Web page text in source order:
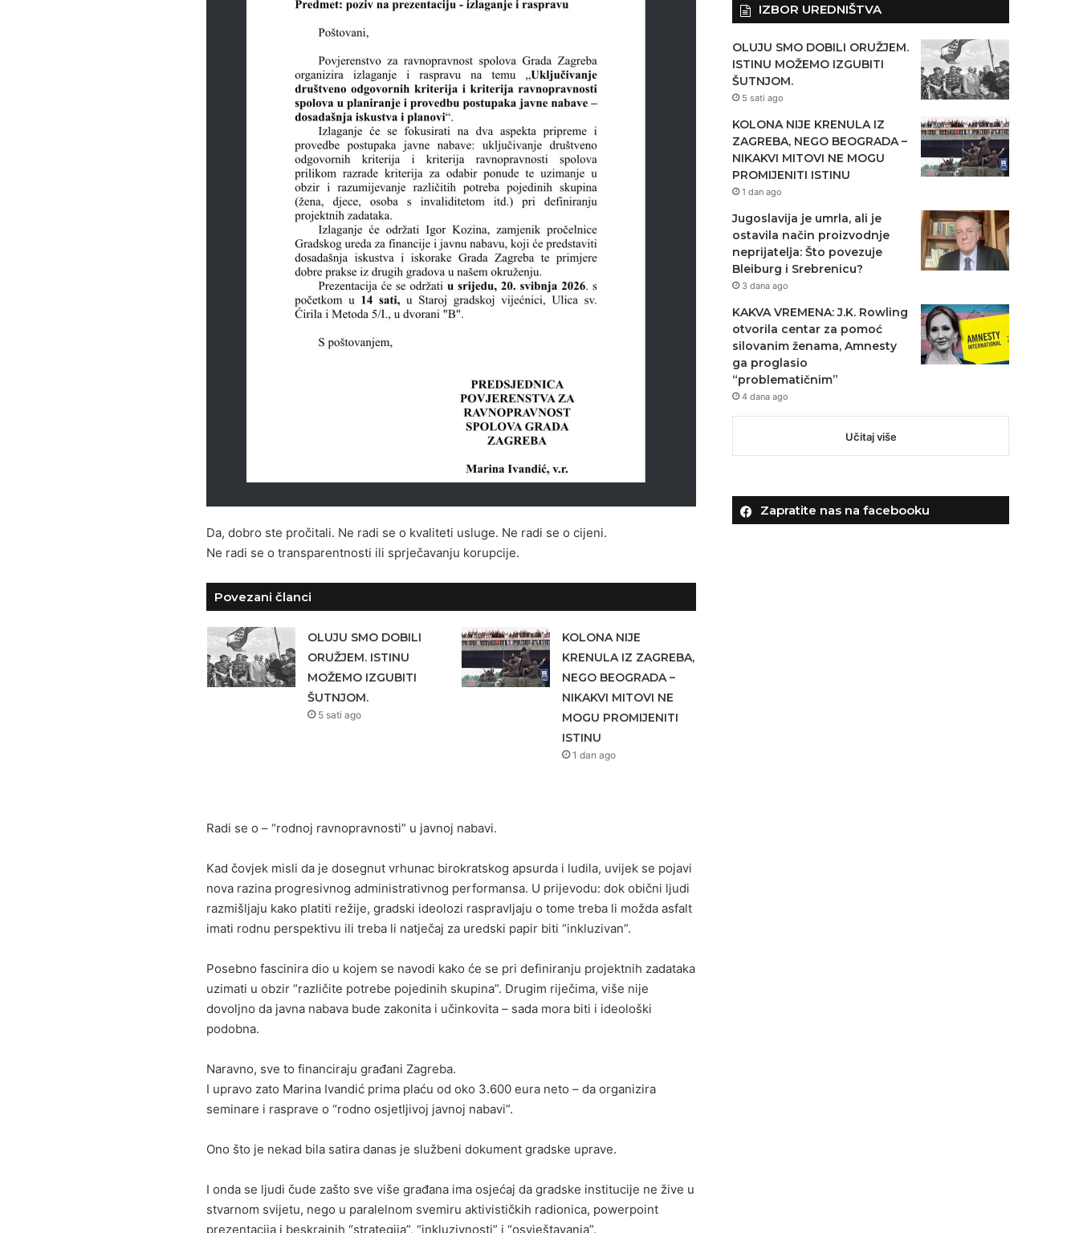
Da, dobro ste pročitali. Ne radi se o kvaliteti usluge. Ne radi se o cijeni.
Ne radi se o transparentnosti ili sprječavanju korupcije.
Povezani članci
OLUJU SMO DOBILI
ORUŽJEM. ISTINU
MOŽEMO IZGUBITI
ŠUTNJOM.
5 sati ago
KOLONA NIJE
KRENULA IZ ZAGREBA,
NEGO BEOGRADA –
NIKAKVI MITOVI NE
MOGU PROMIJENITI
ISTINU
1 dan ago
Radi se o – “rodnoj ravnopravnosti” u javnoj nabavi.
Kad čovjek misli da je dosegnut vrhunac birokratskog apsurda i ludila, uvijek se pojavi
nova razina progresivnog administrativnog performansa. U prijevodu: dok obični ljudi
razmišljaju kako platiti režije, gradski ideolozi raspravljaju o tome treba li možda asfalt
imati rodnu perspektivu ili treba li natječaj za uredski papir biti “inkluzivan”.
Posebno fascinira dio u kojem se navodi kako će se pri definiranju projektnih zadataka
uzimati u obzir “različite potrebe pojedinih skupina”. Drugim riječima, više nije
dovoljno da javna nabava bude zakonita i učinkovita – sada mora biti i ideološki
podobna.
Naravno, sve to financiraju građani Zagreba.
I upravo zato Marina Ivandić prima plaću od oko 3.600 eura neto – da organizira
seminare i rasprave o “rodno osjetljivoj javnoj nabavi”.
Ono što je nekad bila satira danas je službeni dokument gradske uprave.
I onda se ljudi čude zašto sve više građana ima osjećaj da gradske institucije ne žive u
stvarnom svijetu, nego u paralelnom svemiru aktivističkih radionica, powerpoint
prezentacija i beskrajnih “strategija”, “inkluzivnosti” i “osvještavanja”.
IZBOR UREDNIŠTVA
OLUJU SMO DOBILI ORUŽJEM.
ISTINU MOŽEMO IZGUBITI
ŠUTNJOM.
5 sati ago
KOLONA NIJE KRENULA IZ
ZAGREBA, NEGO BEOGRADA –
NIKAKVI MITOVI NE MOGU
PROMIJENITI ISTINU
1 dan ago
Jugoslavija je umrla, ali je
ostavila način proizvodnje
neprijatelja: Što povezuje
Bleiburg i Srebrenicu?
3 dana ago
KAKVA VREMENA: J.K. Rowling
otvorila centar za pomoć
silovanim ženama, Amnesty
ga proglasio
“problematičnim”
4 dana ago
Učitaj više
Zapratite nas na facebooku